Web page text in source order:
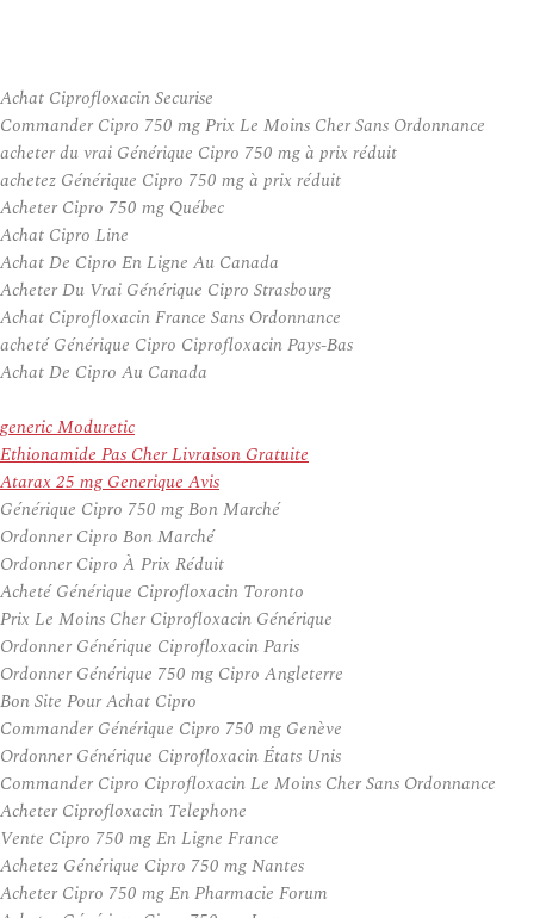
Achat Ciprofloxacin Securise
Commander Cipro 750 mg Prix Le Moins Cher Sans Ordonnance
acheter du vrai Générique Cipro 750 mg à prix réduit
achetez Générique Cipro 750 mg à prix réduit
Acheter Cipro 750 mg Québec
Achat Cipro Line
Achat De Cipro En Ligne Au Canada
Acheter Du Vrai Générique Cipro Strasbourg
Achat Ciprofloxacin France Sans Ordonnance
acheté Générique Cipro Ciprofloxacin Pays-Bas
Achat De Cipro Au Canada
generic Moduretic
Ethionamide Pas Cher Livraison Gratuite
Atarax 25 mg Generique Avis
Générique Cipro 750 mg Bon Marché
Ordonner Cipro Bon Marché
Ordonner Cipro À Prix Réduit
Acheté Générique Ciprofloxacin Toronto
Prix Le Moins Cher Ciprofloxacin Générique
Ordonner Générique Ciprofloxacin Paris
Ordonner Générique 750 mg Cipro Angleterre
Bon Site Pour Achat Cipro
Commander Générique Cipro 750 mg Genève
Ordonner Générique Ciprofloxacin États Unis
Commander Cipro Ciprofloxacin Le Moins Cher Sans Ordonnance
Acheter Ciprofloxacin Telephone
Vente Cipro 750 mg En Ligne France
Achetez Générique Cipro 750 mg Nantes
Acheter Cipro 750 mg En Pharmacie Forum